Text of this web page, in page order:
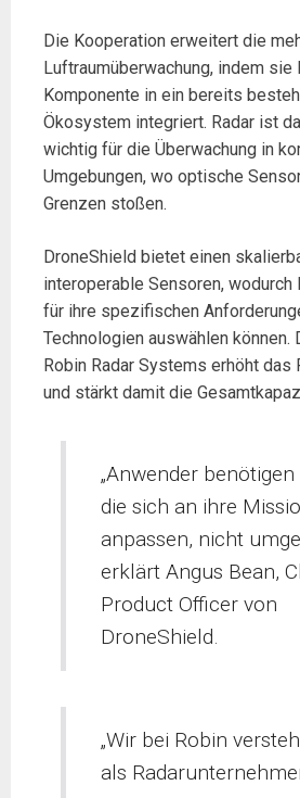
Die Kooperation erweitert die
Luftraumüberwachung, indem sie
Komponente in ein bereits
Ökosystem integriert. Radar ist
wichtig für die Überwachung in
Umgebungen, wo optische
Grenzen stoßen.
DroneShield bietet einen
interoperable Sensoren,
für ihre spezifischen
Technologien auswählen können.
Robin Radar Systems erhöht das
und stärkt damit die
„Anwender
die sich an ihre
anpassen, nicht
erklärt Angus Bean,
Product Officer von
DroneShield.
„Wir bei Robin
als